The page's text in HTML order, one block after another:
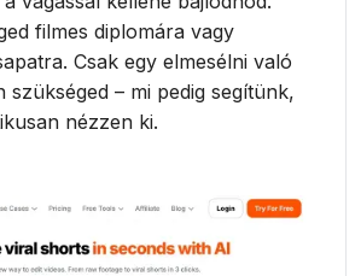
filmes diplomára vagy
Csak egy elmesélni való
szükséged – mi pedig segítünk,
nézzen ki.